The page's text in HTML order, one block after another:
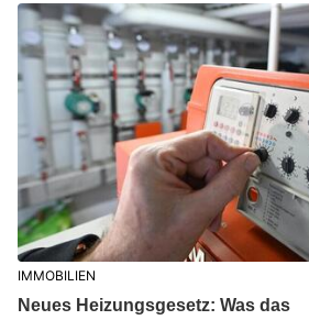
IMMOBILIEN
Neues Heizungsgesetz: Was das